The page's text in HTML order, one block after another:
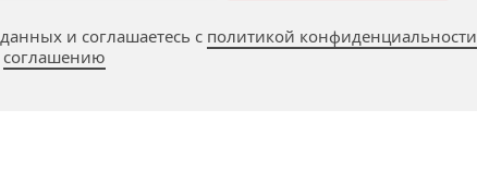
и соглашаетесь c политикой конфиденциальности
соглашению